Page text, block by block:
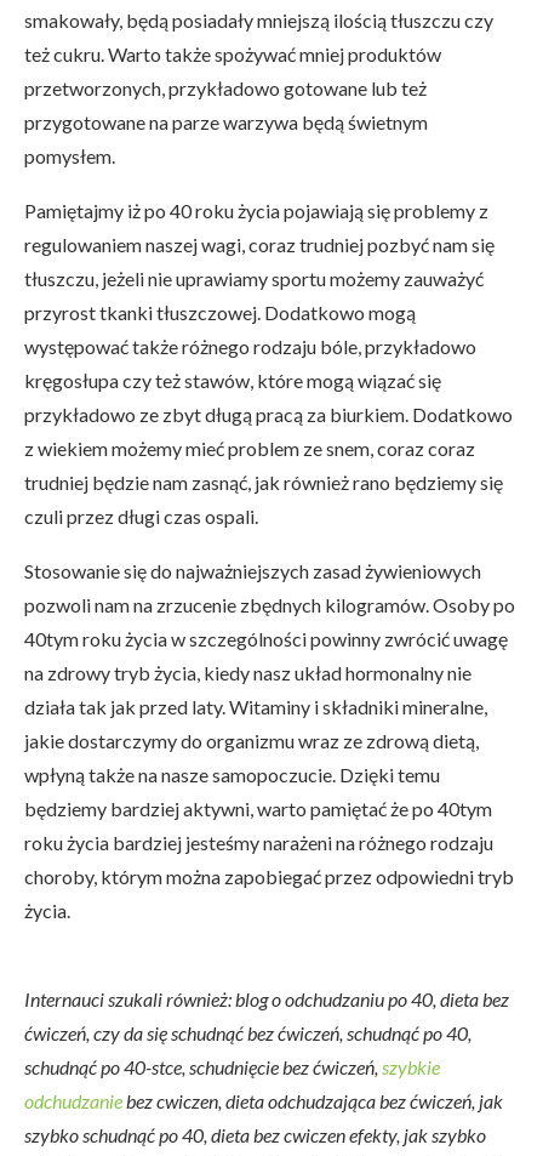
smakowały, będą posiadały mniejszą ilością tłuszczu czy
też cukru. Warto także spożywać mniej produktów
przetworzonych, przykładowo gotowane lub też
przygotowane na parze warzywa będą świetnym
pomysłem.
Pamiętajmy iż po 40 roku życia pojawiają się problemy z
regulowaniem naszej wagi, coraz trudniej pozbyć nam się
tłuszczu, jeżeli nie uprawiamy sportu możemy zauważyć
przyrost tkanki tłuszczowej. Dodatkowo mogą
występować także różnego rodzaju bóle, przykładowo
kręgosłupa czy też stawów, które mogą wiązać się
przykładowo ze zbyt długą pracą za biurkiem. Dodatkowo
z wiekiem możemy mieć problem ze snem, coraz coraz
trudniej będzie nam zasnąć, jak również rano będziemy się
czuli przez długi czas ospali.
Stosowanie się do najważniejszych zasad żywieniowych
pozwoli nam na zrzucenie zbędnych kilogramów. Osoby po
40tym roku życia w szczególności powinny zwrócić uwagę
na zdrowy tryb życia, kiedy nasz układ hormonalny nie
działa tak jak przed laty. Witaminy i składniki mineralne,
jakie dostarczymy do organizmu wraz ze zdrową dietą,
wpłyną także na nasze samopoczucie. Dzięki temu
będziemy bardziej aktywni, warto pamiętać że po 40tym
roku życia bardziej jesteśmy narażeni na różnego rodzaju
choroby, którym można zapobiegać przez odpowiedni tryb
życia.
Internauci szukali również: blog o odchudzaniu po 40, dieta bez
ćwiczeń, czy da się schudnąć bez ćwiczeń, schudnąć po 40,
schudnąć po 40-stce, schudnięcie bez ćwiczeń, szybkie
odchudzaniebez cwiczen, dieta odchudzająca bez ćwiczeń, jak
szybko schudnąć po 40, dieta bez cwiczen efekty, jak szybko